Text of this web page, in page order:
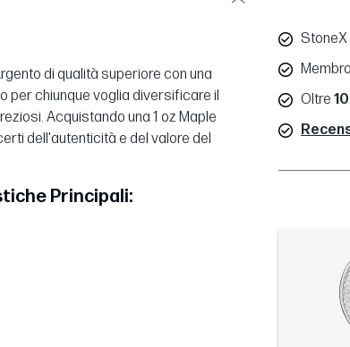
di qualità superiore con una
per chiunque voglia diversificare il
Acquistando una 1 oz Maple
dell'autenticità e del valore del
Principali:
StoneX
Oltre